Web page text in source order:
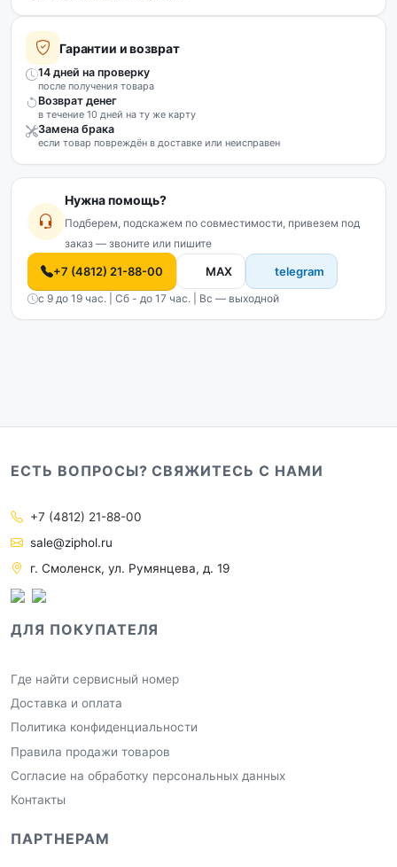
Гарантии и возврат
14 дней на проверку
после получения товара
Возврат денег
в течение 10 дней на ту же карту
Замена брака
если товар повреждён в доставке или неисправен
Нужна помощь?
Подберем, подскажем по совместимости, привезем под
заказ — звоните или пишите
+7 (4812) 21-88-00 MAX telegram
с 9 до 19 час. | Сб - до 17 час. | Вс — выходной
ЕСТЬ ВОПРОСЫ? СВЯЖИТЕСЬ С НАМИ
+7 (4812) 21-88-00
sale@ziphol.ru
г. Смоленск, ул. Румянцева, д. 19
ДЛЯ ПОКУПАТЕЛЯ
Где найти сервисный номер
Доставка и оплата
Политика конфиденциальности
Правила продажи товаров
Согласие на обработку персональных данных
Контакты
ПАРТНЕРАМ